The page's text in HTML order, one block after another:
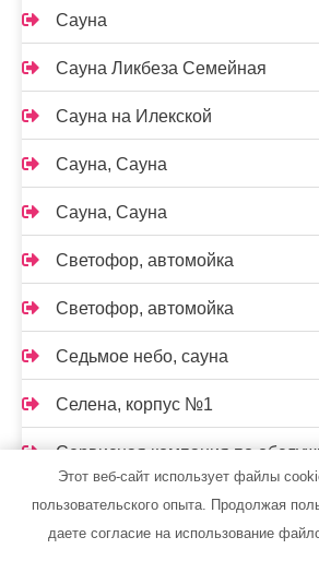
Сауна
Сауна Ликбеза Семейная
Сауна на Илекской
Сауна, Сауна
Сауна, Сауна
Светофор, автомойка
Светофор, автомойка
Седьмое небо, сауна
Селена, корпус №1
Сервисная компания по
складской техники и
Сибгласс, торгово-
Этот веб-сайт использует файлы
пользовательского опыта. Продолжая
даете согласие на использование